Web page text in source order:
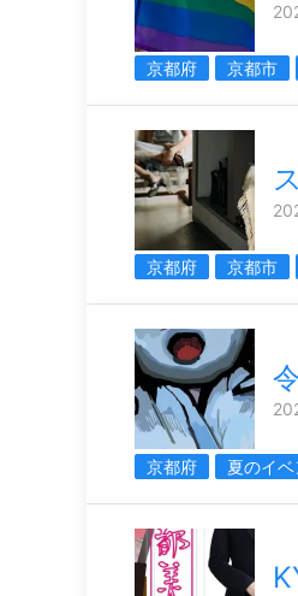
京都府 京都市
京都府 京都市
京都府 夏のイベ